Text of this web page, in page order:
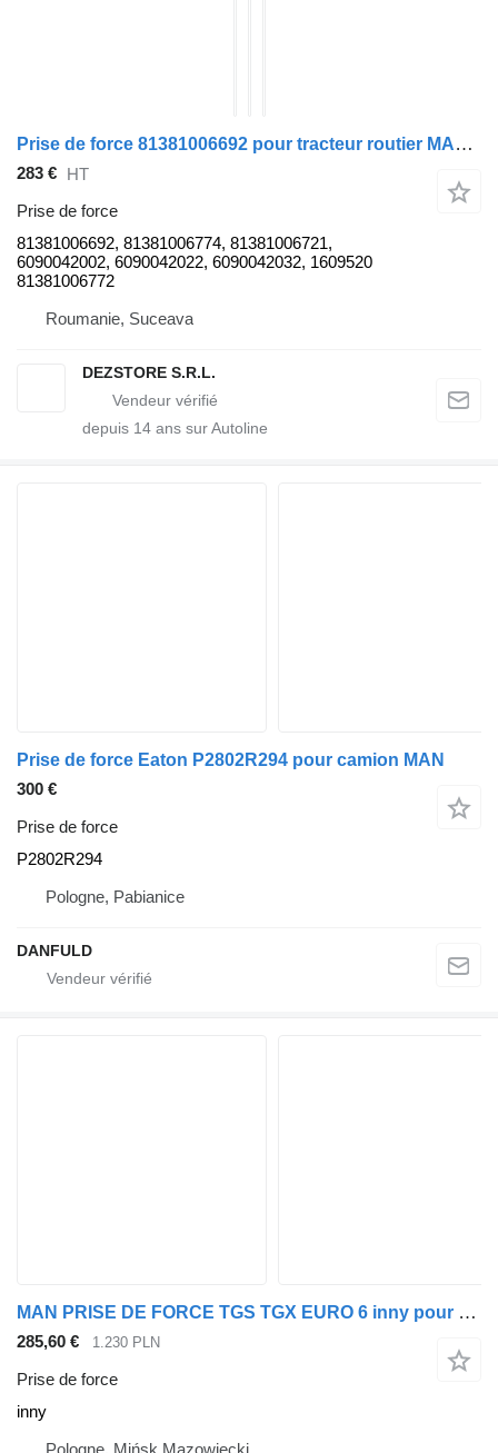
Prise de force 81381006692 pour tracteur routier MAN TGS
283 € HT
Prise de force
81381006692, 81381006774, 81381006721,
6090042002, 6090042022, 6090042032, 1609520
81381006772
Roumanie, Suceava
DEZSTORE S.R.L.
depuis 14 ans sur Autoline
Prise de force Eaton P2802R294 pour camion MAN
300 €
Prise de force
P2802R294
Pologne, Pabianice
DANFULD
MAN PRISE DE FORCE TGS TGX EURO 6 inny pour tracteur routier MAN TGS TGX
285,60 € 1.230 PLN
Prise de force
inny